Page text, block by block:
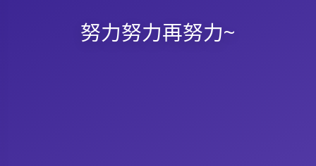
努力努力再努力~